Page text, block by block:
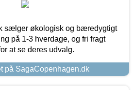
sælger økologisk og bæredygtigt
på 1-3 hverdage, og fri fragt
at se deres udvalg.
på SagaCopenhagen.dk